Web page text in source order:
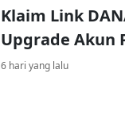
Klaim Link
Upgrade Akun
6 hari yang lalu